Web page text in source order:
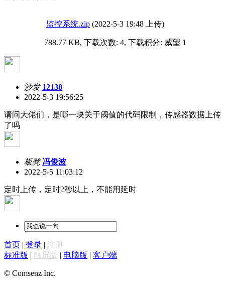
监控系统.zip (2022-5-3 19:48 上传)
788.77 KB, 下载次数: 4, 下载积分: 威望 1
沙发 12138
2022-5-3 19:56:25
请问大佬们，是哪一块关于阈值的代码限制，传感器数据上传
了吗
板凳 冯俊波
2022-5-5 11:03:12
定时上传，定时2秒以上，不能用延时
首页 | 登录 | 注册
标准版 | 触屏版 | 电脑版 | 客户端
© Comsenz Inc.